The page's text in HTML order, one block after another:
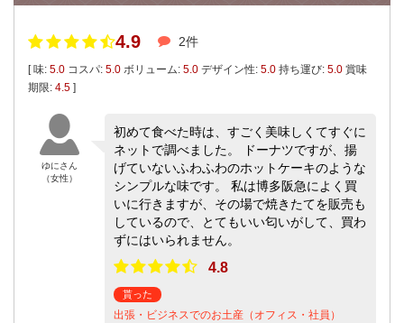
4.9 2件
[ 味: 5.0 コスパ: 5.0 ボリューム: 5.0 デザイン性: 5.0 持ち運び: 5.0 賞味
期限: 4.5 ]
ゆにさん
（女性）
初めて食べた時は、すごく美味しくてすぐに
ネットで調べました。 ドーナツですが、揚
げていないふわふわのホットケーキのような
シンプルな味です。 私は博多阪急によく買
いに行きますが、その場で焼きたてを販売も
しているので、とてもいい匂いがして、買わ
ずにはいられません。
4.8
貰った
出張・ビジネスでのお土産（オフィス・社員）